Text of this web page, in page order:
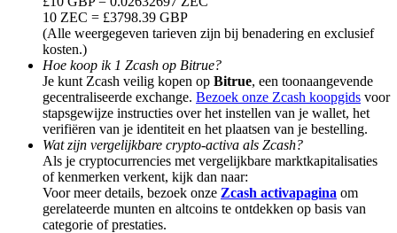
BTC Welcome Rewards
Deposit & Trade BTC to Share 25000 USDT prize pool!
10 ZEC = £3798.39 GBP
(Alle weergegeven tarieven zijn bij benadering en exclusief
kosten.)
Hoe koop ik 1 Zcash op Bitrue?
Je kunt Zcash veilig kopen op Bitrue, een toonaangevende
gecentraliseerde exchange. Bezoek onze Zcash koopgids voor
stapsgewijze instructies over het instellen van je wallet, het
verifiëren van je identiteit en het plaatsen van je bestelling.
Wat zijn vergelijkbare crypto-activa als Zcash?
Als je cryptocurrencies met vergelijkbare marktkapitalisaties
of kenmerken verkent, kijk dan naar:
Voor meer details, bezoek onze Zcash activapagina om
gerelateerde munten en altcoins te ontdekken op basis van
categorie of prestaties.